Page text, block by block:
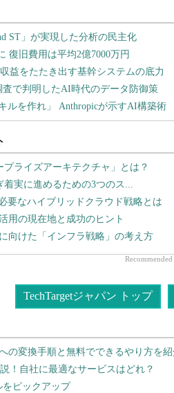
ライズアーキテクチャ」とは？
着実に進めるための3つのス...
要なハイブリッドクラウド戦略とは
用の現在地と成功のヒント
向けた「インフラ戦略」の考え方
TechTargetジャパン トップ
の変換手順と無料でできるやり方を紹
！自社に最適なサービスはどれ？
をピックアップ